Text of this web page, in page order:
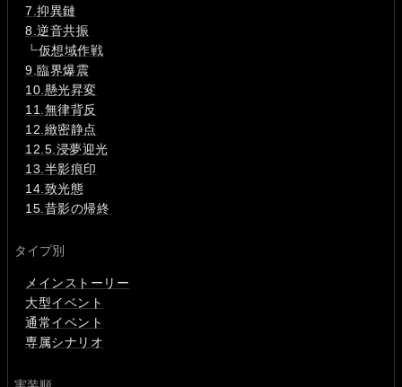
7.抑異鏈
8.逆音共振
┗仮想域作戦
9.臨界爆震
10.懸光昇変
11.無律背反
12.緻密静点
12.5.浸夢迎光
13.半影痕印
14.致光態
15.昔影の帰終
タイプ別
メインストーリー
大型イベント
通常イベント
専属シナリオ